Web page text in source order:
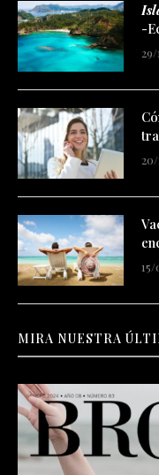
-
29/
15/
MIRA NUESTRA